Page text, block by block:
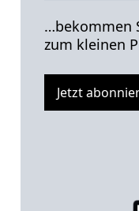
…bekommen
zum kleinen
Jetzt